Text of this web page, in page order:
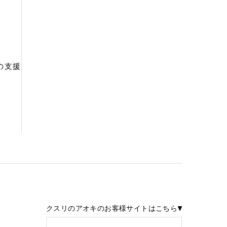
支援
クスリのアオキのお客様サイトはこちら